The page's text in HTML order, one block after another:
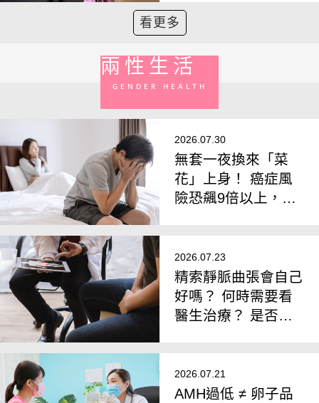
看更多
兩性生活
GENDER HEALTH
2026.07.30
無套一夜換來「菜
花」上身！ 癌症風
險恐飆9倍以上，醫
2026.07.23
精索靜脈曲張會自己
好嗎？ 何時需要看
醫生治療？ 是否開
2026.07.21
AMH過低 ≠ 卵子品